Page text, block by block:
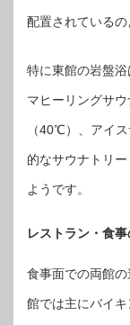
配置されているの
特に東館の岩盤
マヒーリングサ
（40℃）、アイ
的なサウナトリ
ようです。
レストラン・食
食事面での両館
館では主にバイ